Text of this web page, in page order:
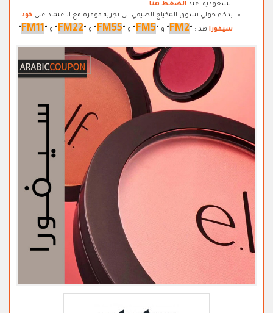
السعودية، عند الضغط هنا
بذكاء حولي تسوق المكياج الصيفي الى تجربة موفرة مع الاعتماد على كود
سيفورا هذا: "
FM2
" و "
FM5
" و "
FM55
" و "
FM22
" و "
FM11
"